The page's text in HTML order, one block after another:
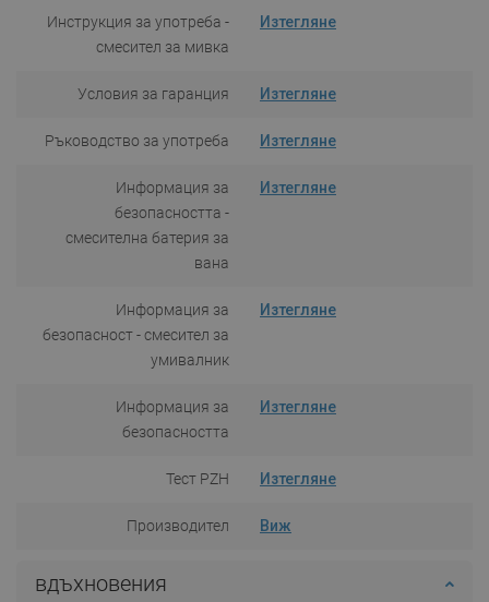
Инструкция за употреба -
смесител за мивка
Изтегляне
Условия за гаранция Изтегляне
Ръководство за употреба Изтегляне
Информация за
безопасността -
смесителна батерия за
вана
Изтегляне
Информация за
безопасност - смесител за
умивалник
Изтегляне
Информация за
безопасността
Изтегляне
Тест PZH Изтегляне
Производител Виж
вдъхновения